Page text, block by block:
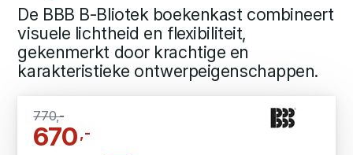
De BBB B-Bliotek boekenkast combineert
visuele lichtheid en flexibiliteit,
gekenmerkt door krachtige en
karakteristieke ontwerpeigenschappen.
770,-
670,-